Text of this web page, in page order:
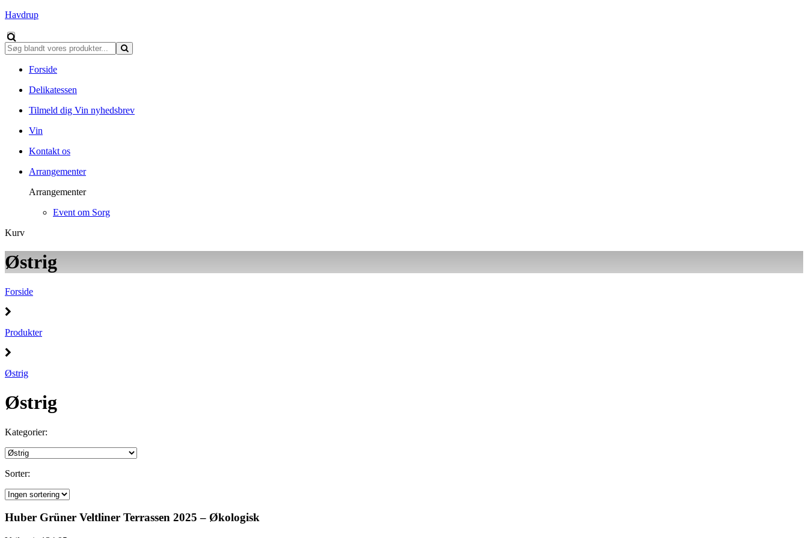
Havdrup
Forside
Delikatessen
Tilmeld dig Vin nyhedsbrev
Vin
Kontakt os
Arrangementer
Arrangementer
Event om Sorg
Kurv
Østrig
Forside
Produkter
Østrig
Østrig
Kategorier:
Sorter:
Huber Grüner Veltliner Terrassen 2025 – Økologisk